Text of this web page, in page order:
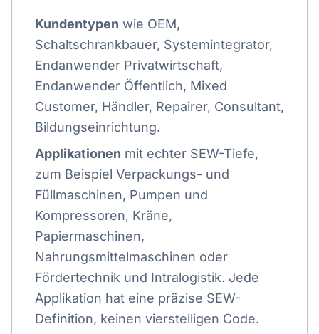
Kundentypen wie OEM,
Schaltschrankbauer, Systemintegrator,
Endanwender Privatwirtschaft,
Endanwender Öffentlich, Mixed
Customer, Händler, Repairer, Consultant,
Bildungseinrichtung.
Applikationen mit echter SEW-Tiefe,
zum Beispiel Verpackungs- und
Füllmaschinen, Pumpen und
Kompressoren, Kräne,
Papiermaschinen,
Nahrungsmittelmaschinen oder
Fördertechnik und Intralogistik. Jede
Applikation hat eine präzise SEW-
Definition, keinen vierstelligen Code.